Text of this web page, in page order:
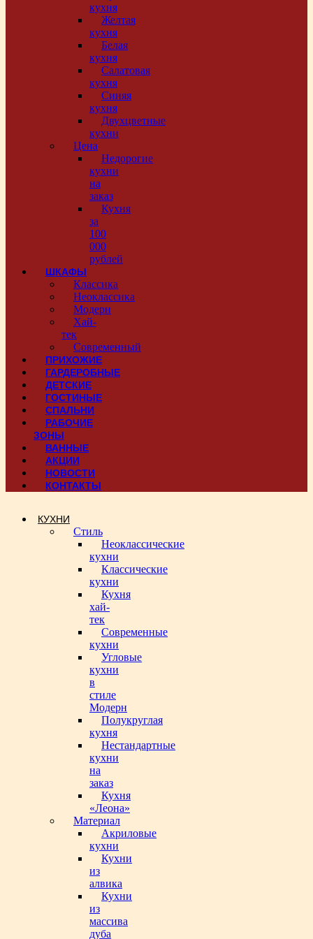
кухня
Желтая
кухня
Белая
кухня
Салатовая
кухня
Синяя
кухня
Двухцветные
кухни
Цена
Недорогие
кухни
на
заказ
Кухня
за
100
000
рублей
ШКАФЫ
Классика
Неоклассика
Модерн
Хай-
тек
Современный
ПРИХОЖИЕ
ГАРДЕРОБНЫЕ
ДЕТСКИЕ
ГОСТИНЫЕ
СПАЛЬНИ
РАБОЧИЕ
ЗОНЫ
ВАННЫЕ
АКЦИИ
НОВОСТИ
КОНТАКТЫ
КУХНИ
Стиль
Неоклассические
кухни
Классические
кухни
Кухня
хай-
тек
Современные
кухни
Угловые
кухни
в
стиле
Модерн
Полукруглая
кухня
Нестандартные
кухни
на
заказ
Кухня
«Леона»
Материал
Акриловые
кухни
Кухни
из
алвика
Кухни
из
массива
дуба